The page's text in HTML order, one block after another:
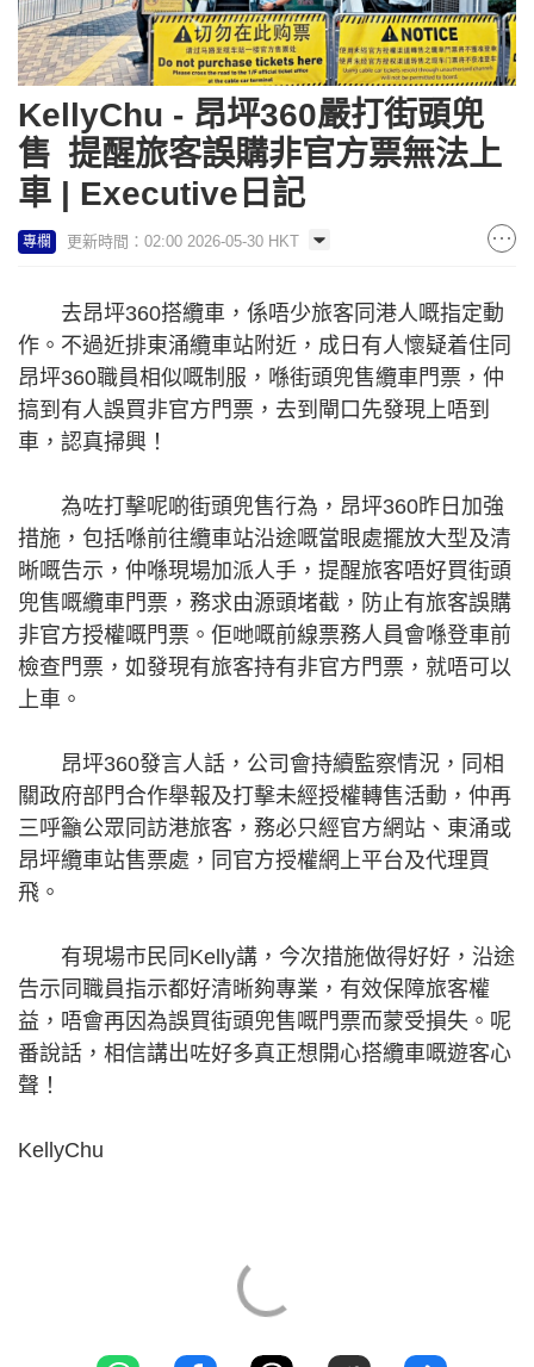
KellyChu - 昂坪360嚴打街頭兜
售 提醒旅客誤購非官方票無法上
車 | Executive日記
專欄 更新時間：02:00 2026-05-30 HKT
去昂坪360搭纜車，係唔少旅客同港人嘅指定動
作。不過近排東涌纜車站附近，成日有人懷疑着住同
昂坪360職員相似嘅制服，喺街頭兜售纜車門票，仲
搞到有人誤買非官方門票，去到閘口先發現上唔到
車，認真掃興！
為咗打擊呢啲街頭兜售行為，昂坪360昨日加強
措施，包括喺前往纜車站沿途嘅當眼處擺放大型及清
晰嘅告示，仲喺現場加派人手，提醒旅客唔好買街頭
兜售嘅纜車門票，務求由源頭堵截，防止有旅客誤購
非官方授權嘅門票。佢哋嘅前線票務人員會喺登車前
檢查門票，如發現有旅客持有非官方門票，就唔可以
上車。
昂坪360發言人話，公司會持續監察情況，同相
關政府部門合作舉報及打擊未經授權轉售活動，仲再
三呼籲公眾同訪港旅客，務必只經官方網站、東涌或
昂坪纜車站售票處，同官方授權網上平台及代理買
飛。
有現場市民同Kelly講，今次措施做得好好，沿途
告示同職員指示都好清晰夠專業，有效保障旅客權
益，唔會再因為誤買街頭兜售嘅門票而蒙受損失。呢
番說話，相信講出咗好多真正想開心搭纜車嘅遊客心
聲！
KellyChu